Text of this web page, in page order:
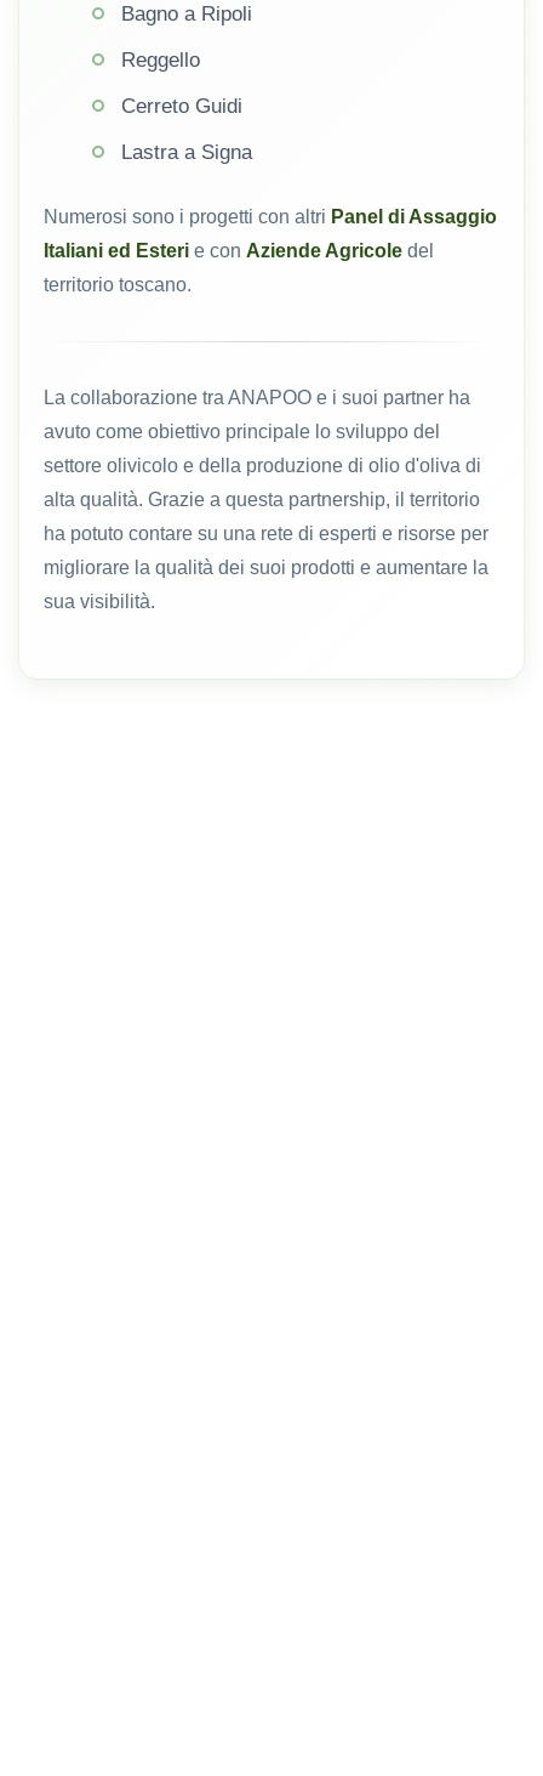
Bagno a Ripoli
Reggello
Cerreto Guidi
Lastra a Signa
Numerosi sono i progetti con altri Panel di Assaggio
Italiani ed Esteri e con Aziende Agricole del
territorio toscano.
La collaborazione tra ANAPOO e i suoi partner ha
avuto come obiettivo principale lo sviluppo del
settore olivicolo e della produzione di olio d'oliva di
alta qualità. Grazie a questa partnership, il territorio
ha potuto contare su una rete di esperti e risorse per
migliorare la qualità dei suoi prodotti e aumentare la
sua visibilità.